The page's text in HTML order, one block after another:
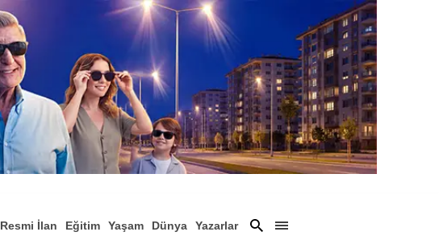
Resmi İlan Eğitim Yaşam
Dünya
Yazarlar